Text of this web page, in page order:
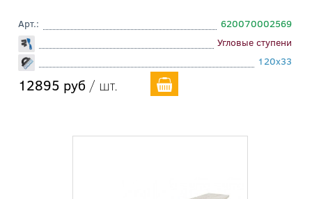
Арт.:
620070002569
Угловые ступени
120x33
12895 руб / шт.